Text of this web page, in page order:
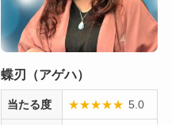
蝶刃（アゲハ）
当たる度 ★★★★★ 5.0